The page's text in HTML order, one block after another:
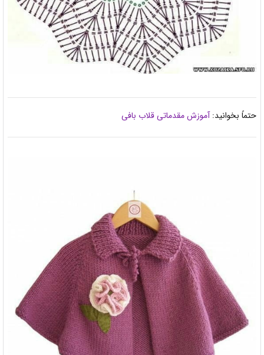
حتماً بخوانید:آموزش مقدماتی قلاب بافی